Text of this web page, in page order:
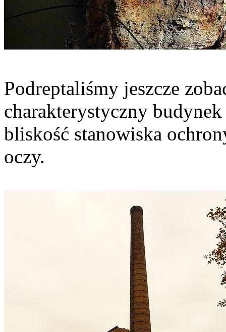
Podreptaliśmy jeszcze
charakterystyczny
bliskość stanowiska
oczy.